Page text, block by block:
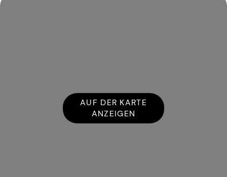
AUF DER KARTE
ANZEIGEN